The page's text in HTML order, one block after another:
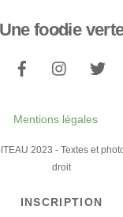
Back
Top
Une foodie
Mentions légales
2023 - Textes et
droit
INSCRIPTION